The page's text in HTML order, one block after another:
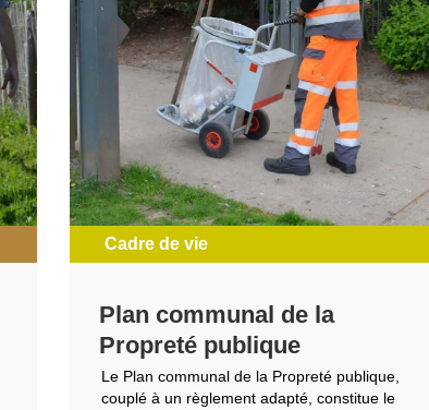
Cadre de vie
Plan communal de la
Propreté publique
Le Plan communal de la Propreté publique,
couplé à un règlement adapté, constitue le